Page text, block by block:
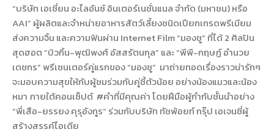
“บริษัท เอเชี่ยน อะไลอันซ์ อินเตอร์เนชั่นแนล จำกัด (มหาชน) หรือ
AAI” ผู้ผลิตและจำหน่ายอาหารสัตว์เลี้ยงชนิดเปียกเกรดพรีเมียม
ส่งความจิ้น และความฟินผ่าน Internet Film “มองชู” ที่ได้ 2 ศิลปิน
สุดฮอต “บิวกิ้น-พุฒิพงศ์ อัสสรัตนกุล” และ “พีพี-กฤษฏ์ อำนวย
เดชกร” พรีเซนเตอร์คู่แรกของ “มองชู” มาถ่ายทอดเรื่องราวน่ารักๆ
จะมอบความสุขให้กับผู้ชมร่วมกับคู่ซี้ตัวน้อย อย่างน้องแมวและน้อง
หมา ภายใต้คอนเซ็ปต์ #คำที่มีคุณค่า โดยฝีมือผู้กำกับชั้นนำอย่าง
“พี่เสือ-ยรรยง คุรุอังกูร” ร่วมกับบริษัท ทัชพ้อยท์ กรุ๊ป เอเจนซี่ผู้
สร้างสรรค์ไอเดีย